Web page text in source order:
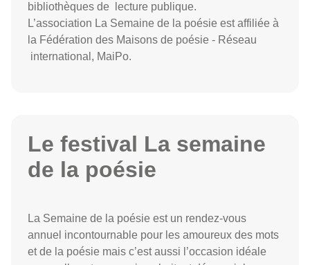
bibliothèques de lecture publique.
L’association La Semaine de la poésie est affiliée à
la Fédération des Maisons de poésie - Réseau
international, MaiPo.
Le festival La semaine
de la poésie
La Semaine de la poésie est un rendez-vous
annuel incontournable pour les amoureux des mots
et de la poésie mais c’est aussi l’occasion idéale